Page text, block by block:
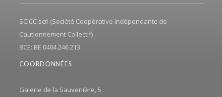
SCICC scrl (Société Coopérative Indépendante de
Cautionnement Collectif)
BCE: BE 0404.246.213
COORDONNÉES
Galerie de la Sauvenière, 5